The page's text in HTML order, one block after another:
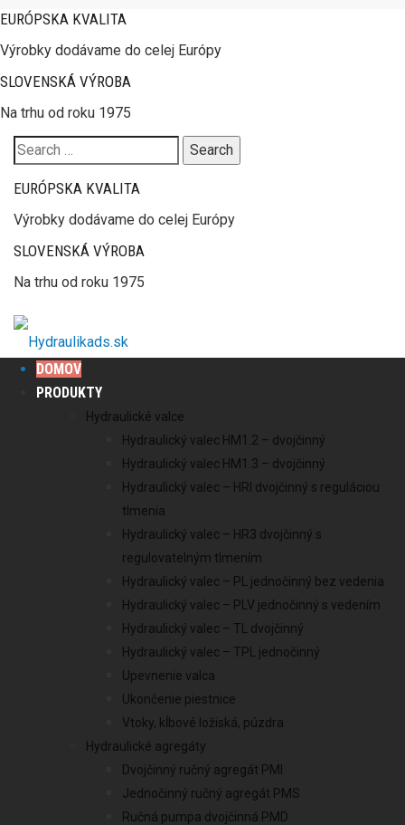
EURÓPSKA KVALITA
Výrobky dodávame do celej Európy
SLOVENSKÁ VÝROBA
Na trhu od roku 1975
Search
for:
EURÓPSKA KVALITA
Výrobky dodávame do celej Európy
SLOVENSKÁ VÝROBA
Na trhu od roku 1975
DOMOV
PRODUKTY
Hydraulické valce
Hydraulický valec HM1.2 – dvojčinný
Hydraulický valec HM1.3 – dvojčinný
Hydraulický valec – HRI dvojčinný s reguláciou
tlmenia
Hydraulický valec – HR3 dvojčinný s
regulovatelným tlmením
Hydraulický valec – PL jednočinný bez vedenia
Hydraulický valec – PLV jednočinný s vedením
Hydraulický valec – TL dvojčinný
Hydraulický valec – TPL jednočinný
Upevnenie valca
Ukončenie piestnice
Vtoky, kĺbové ložiská, púzdra
Hydraulické agregáty
Dvojčinný ručný agregát PMI
Jednočinný ručný agregát PMS
Ručná pumpa dvojčinná PMD